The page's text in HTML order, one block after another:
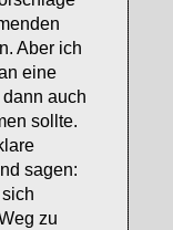
Aber ich
eine
auch
sollte.
sagen:
zu